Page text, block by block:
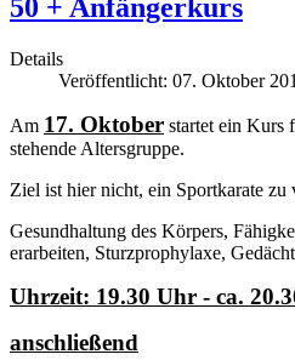
50 + Anfängerkurs
Details
Veröffentlicht: 07. Oktober
Am 17. Oktober startet ein Kurs
stehende Altersgruppe.
Ziel ist hier nicht, ein Sportkarate zu
Gesundhaltung des Körpers,
erarbeiten, Sturzprophylaxe,
Uhrzeit: 19.30 Uhr - ca.
anschließend